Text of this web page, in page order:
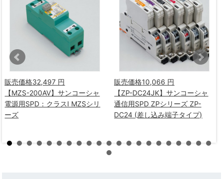
販売価格32,497 円
【MZS-200AV】サンコーシャ
電源用SPD：クラスⅠ MZSシリ
ーズ
販売価格10,066 円
【ZP-DC24JK】サンコーシャ
通信用SPD ZPシリーズ ZP-
DC24 (差し込み端子タイプ)